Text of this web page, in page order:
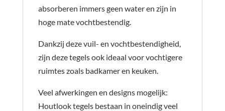
absorberen immers geen water en zijn in
hoge mate vochtbestendig.
Dankzij deze vuil- en vochtbestendigheid,
zijn deze tegels ook ideaal voor vochtigere
ruimtes zoals badkamer en keuken.
Veel afwerkingen en designs mogelijk:
Houtlook tegels bestaan in oneindig veel